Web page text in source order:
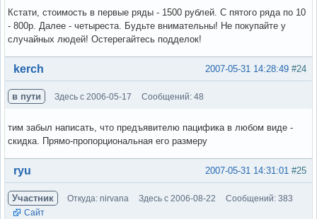
Кстати, стоимость в первые ряды - 1500 рублей. С пятого ряда по 10
- 800р. Далее - четыреста. Будьте внимательны! Не покупайте у
случайных людей! Остерегайтесь подделок!
Вне форума #24
2007-05-31 14:28:49
kerch
в пути Здесь с 2006-05-17 Сообщений: 48
тим забыл написать, что предъявителю пацифика в любом виде -
скидка. Прямо-пропорциональная его размеру
Вне форума #25
2007-05-31 14:31:01
ryu
Участник Откуда: nirvana Здесь с 2006-08-22
Сообщений: 383
Сайт